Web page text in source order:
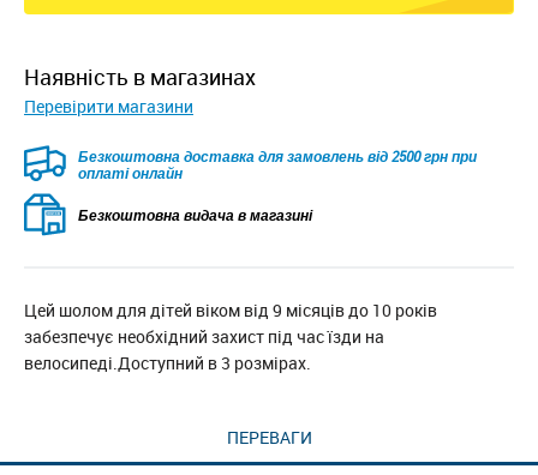
наявність в магазинах
Перевірити магазини
Безкоштовна доставка для замовлень від 2500 грн при
оплаті онлайн
Безкоштовна видача в магазині
Цей шолом для дітей віком від 9 місяців до 10 років
забезпечує необхідний захист під час їзди на
велосипеді.Доступний в 3 розмірах.
ПЕРЕВАГИ